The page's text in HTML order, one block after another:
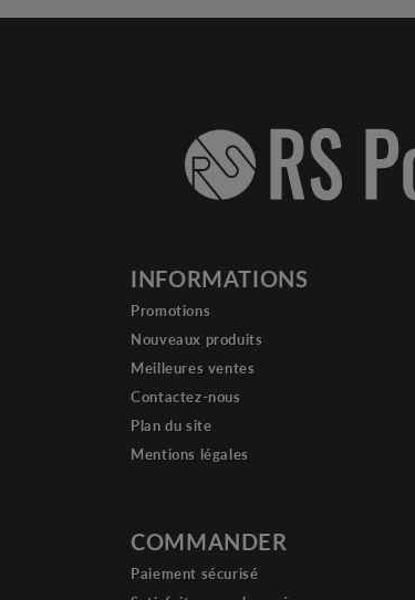
INFORMATIONS
Promotions
Nouveaux produits
Meilleures ventes
Contactez-nous
Plan du site
Mentions légales
COMMANDER
Paiement sécurisé